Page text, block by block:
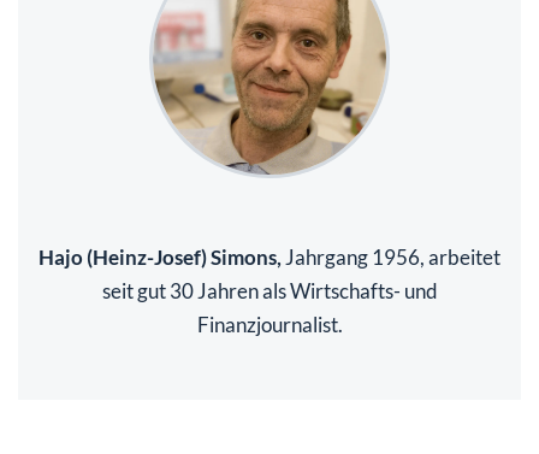
Hajo (Heinz-Josef) Simons, Jahrgang 1956, arbeitet
seit gut 30 Jahren als Wirtschafts- und
Finanzjournalist.